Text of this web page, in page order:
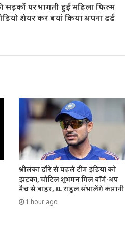
पर भागती हुई महिला फिल्म
शेयर कर बयां किया अपना दर्द
श्रीलंका दौरे से पहले टीम इंडिया को
झटका, चोटिल शुभमन गिल वॉर्म-अप
मैच से बाहर, KL राहुल संभालेंगे कप्तानी
1 hour ago